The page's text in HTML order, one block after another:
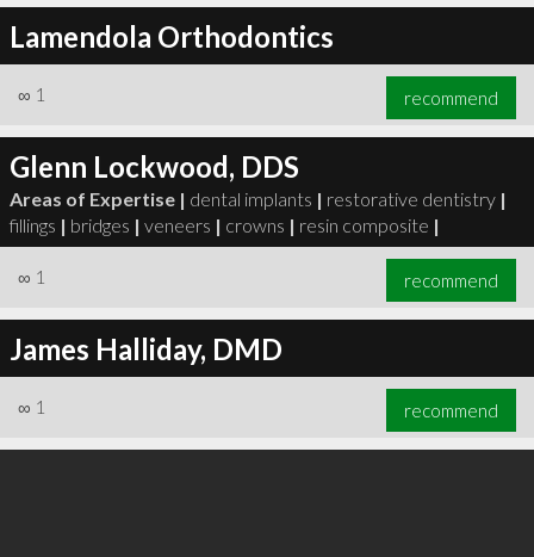
Lamendola Orthodontics
∞ 1 recommend
Glenn Lockwood, DDS
Areas of Expertise | dental implants | restorative dentistry |
fillings | bridges | veneers | crowns | resin composite |
∞ 1 recommend
James Halliday, DMD
∞ 1 recommend